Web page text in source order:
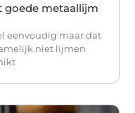
goede metaallijm
eenvoudig maar dat
niet lijmen